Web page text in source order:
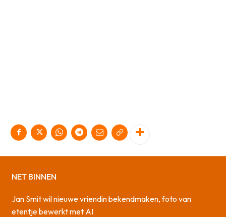
NET BINNEN
Jan Smit wil nieuwe vriendin bekendmaken, foto van
etentje bewerkt met AI